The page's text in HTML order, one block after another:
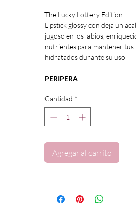
oferta
The Lucky Lottery Edition
Lipstick glossy con deja un
jugoso en los labios,
nutrientes para mantener tus
hidratados durante su uso
PERIPERA
Cantidad *
Agregar al carrito